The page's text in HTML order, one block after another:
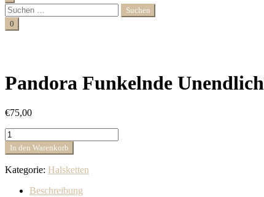
Search
Suchen
nach:
Cart
0
Pandora Funkelnde
€75,00
Pandora
Funkelnde
Unendlichkeits-
Herz
Collier-
Halskette
In den Warenkorb
Kategorie: Halsketten
Beschreibung